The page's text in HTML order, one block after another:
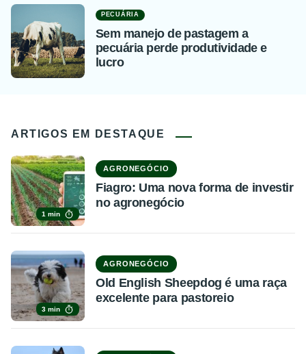
PECUÁRIA
Sem manejo de pastagem a
pecuária perde produtividade e
lucro
ARTIGOS EM DESTAQUE
1 min
AGRONEGÓCIO
Fiagro: Uma nova forma de investir
no agronegócio
3 min
AGRONEGÓCIO
Old English Sheepdog é uma raça
excelente para pastoreio